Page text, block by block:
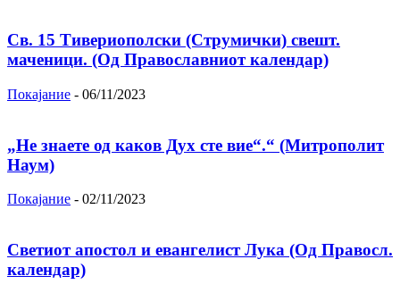
Св. 15 Тивeриoпoлски (Струмички) свeшт.
маченици. (Од Православниот календар)
Покајание - 06/11/2023
„Не знаете од каков Дух сте вие“.“ (Митрополит
Наум)
Покајание - 02/11/2023
Светиот апостол и евангелист Лука (Од Правосл.
календар)